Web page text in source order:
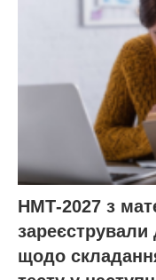
НМТ-2027 з
зареєстрували
щодо